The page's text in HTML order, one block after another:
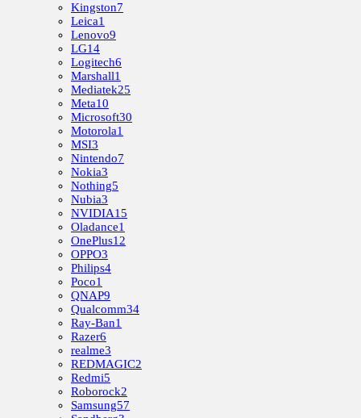
Kingston7
Leica1
Lenovo9
LG14
Logitech6
Marshall1
Mediatek25
Meta10
Microsoft30
Motorola1
MSI3
Nintendo7
Nokia3
Nothing5
Nubia3
NVIDIA15
Oladance1
OnePlus12
OPPO3
Philips4
Poco1
QNAP9
Qualcomm34
Ray-Ban1
Razer6
realme3
REDMAGIC2
Redmi5
Roborock2
Samsung57